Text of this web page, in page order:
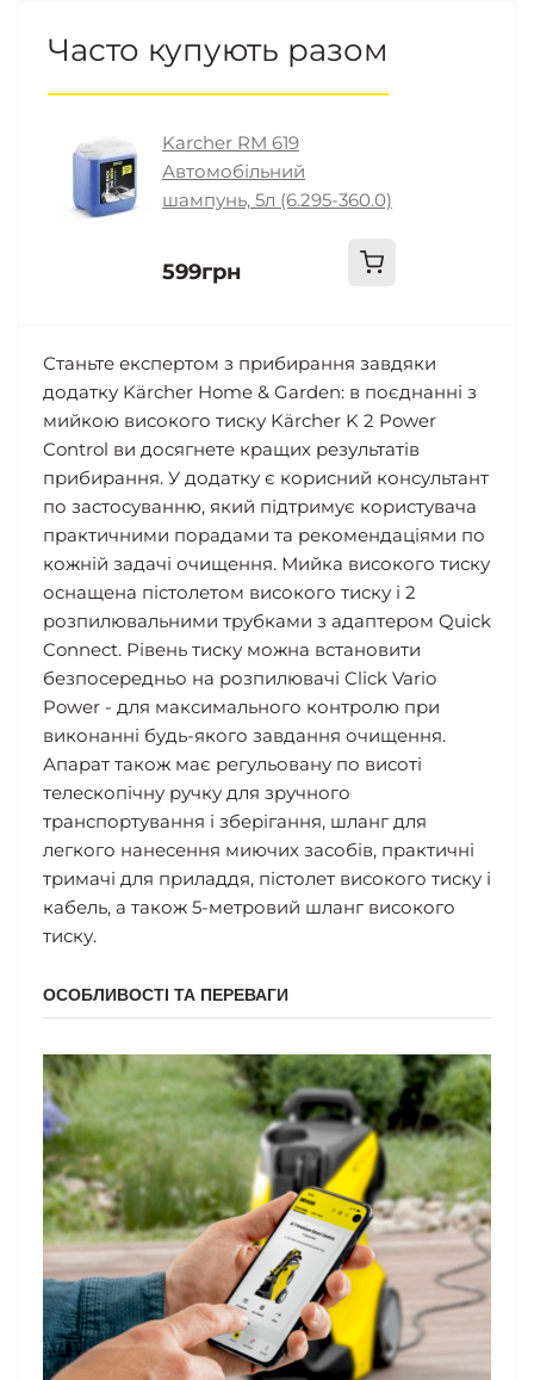
Часто купують разом
Karcher RM 619
Автомобільний
шампунь, 5л (6.295-360.0)
599грн
Станьте експертом з прибирання завдяки
додатку Kärcher Home & Garden: в поєднанні з
мийкою високого тиску Kärcher K 2 Power
Control ви досягнете кращих результатів
прибирання. У додатку є корисний консультант
по застосуванню, який підтримує користувача
практичними порадами та рекомендаціями по
кожній задачі очищення. Мийка високого тиску
оснащена пістолетом високого тиску і 2
розпилювальними трубками з адаптером Quick
Connect. Рівень тиску можна встановити
безпосередньо на розпилювачі Click Vario
Power - для максимального контролю при
виконанні будь-якого завдання очищення.
Апарат також має регульовану по висоті
телескопічну ручку для зручного
транспортування і зберігання, шланг для
легкого нанесення миючих засобів, практичні
тримачі для приладдя, пістолет високого тиску і
кабель, а також 5-метровий шланг високого
тиску.
ОСОБЛИВОСТІ ТА ПЕРЕВАГИ